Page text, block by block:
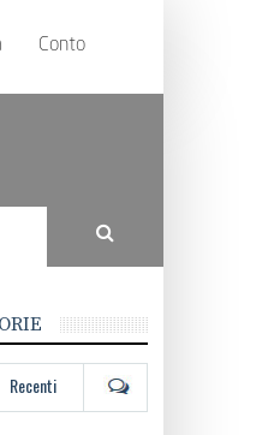
Conto
Recenti